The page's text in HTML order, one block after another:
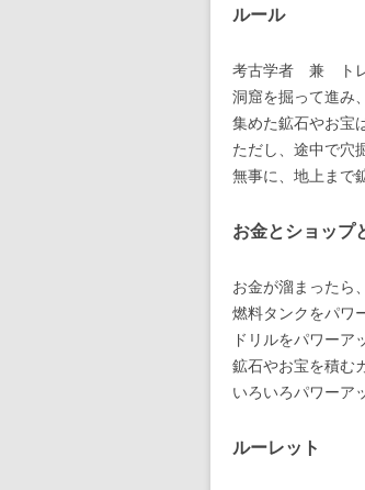
ルール
考古学者 兼 トレ
洞窟を掘って進み
集めた鉱石やお宝
ただし、途中で穴
無事に、地上まで
お金とショップ
お金が溜まったら
燃料タンクをパワ
ドリルをパワーア
鉱石やお宝を積む
いろいろパワーア
ルーレット